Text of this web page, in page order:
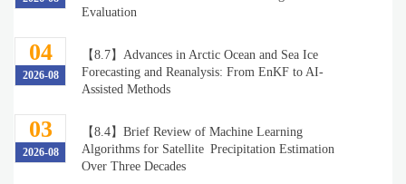
Evaluation
04
2026-08
【8.7】Advances in Arctic Ocean and Sea Ice
Forecasting and Reanalysis: From EnKF to AI-
Assisted Methods
03
2026-08
【8.4】Brief Review of Machine Learning
Algorithms for Satellite Precipitation Estimation
Over Three Decades